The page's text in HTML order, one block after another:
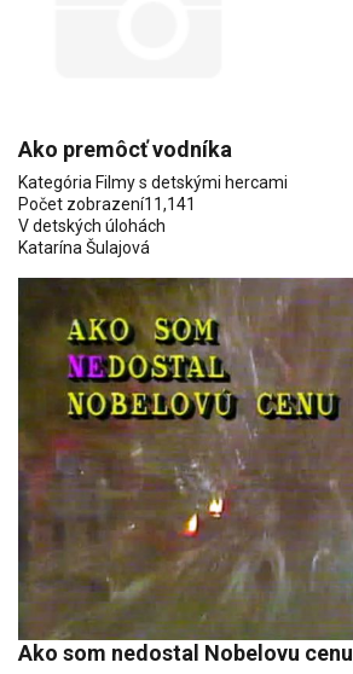
Ako premôcť vodníka
Kategória Filmy s detskými hercami
Počet zobrazení11,141
V detských úlohách
Katarína Šulajová
Ako som nedostal Nobelovu cenu